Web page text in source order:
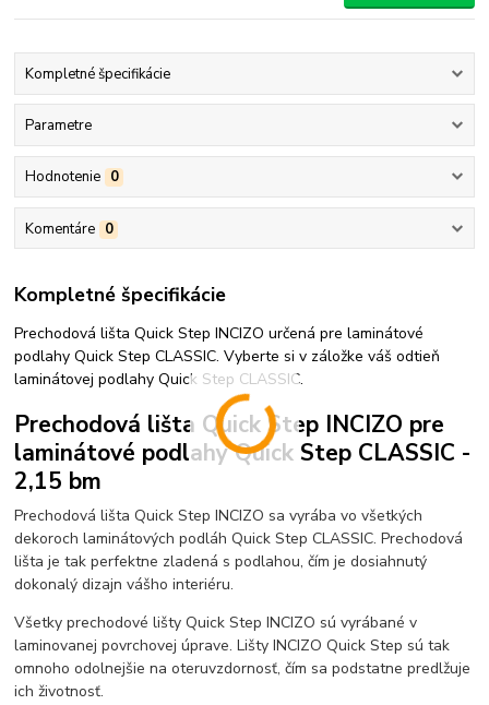
Kompletné špecifikácie
Parametre
Hodnotenie 0
Komentáre 0
Kompletné špecifikácie
Prechodová lišta Quick Step INCIZO určená pre laminátové
podlahy Quick Step CLASSIC. Vyberte si v záložke váš odtieň
laminátovej podlahy Quick Step CLASSIC.
Prechodová lišta Quick Step INCIZO pre
laminátové podlahy Quick Step CLASSIC -
2,15 bm
Prechodová lišta Quick Step INCIZO sa vyrába vo všetkých
dekoroch laminátových podláh Quick Step CLASSIC. Prechodová
lišta je tak perfektne zladená s podlahou, čím je dosiahnutý
dokonalý dizajn vášho interiéru.
Všetky prechodové lišty Quick Step INCIZO sú vyrábané v
laminovanej povrchovej úprave. Lišty INCIZO Quick Step sú tak
omnoho odolnejšie na oteruvzdornosť, čím sa podstatne predlžuje
ich životnosť.